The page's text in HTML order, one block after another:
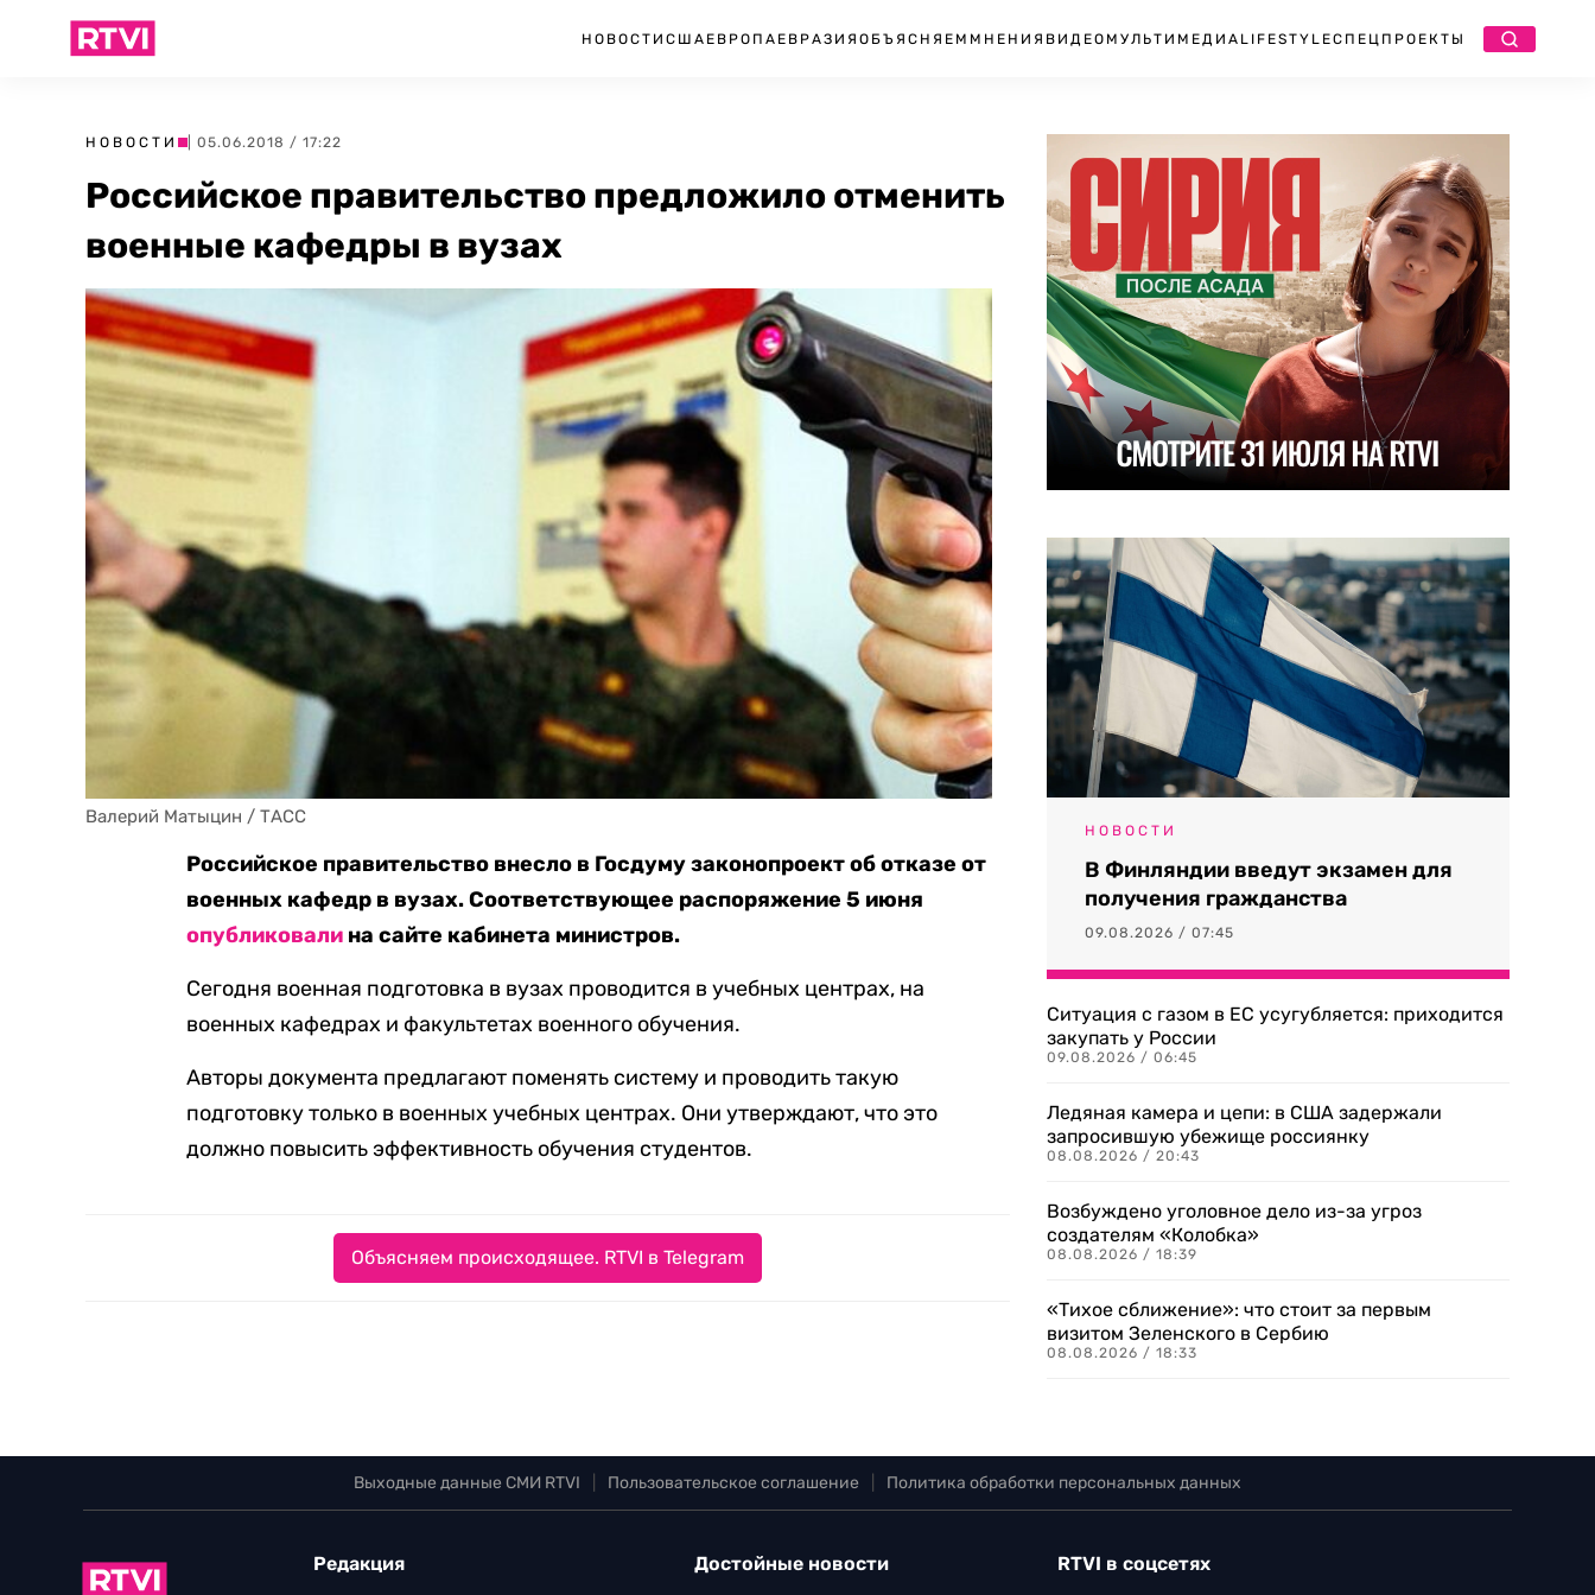
НОВОСТИ США ЕВРОПА ЕВРАЗИЯ ОБЪЯСНЯЕМ МНЕНИЯ ВИДЕО МУЛЬТИМЕДИА LIFESTYLEСПЕЦПРОЕКТЫ
НОВОСТИ | 05.06.2018 / 17:22
Российское правительство предложило отменить
военные кафедры в вузах
Валерий Матыцин / ТАСС
Российское правительство внесло в Госдуму законопроект об отказе от
военных кафедр в вузах. Соответствующее распоряжение 5 июня
опубликовали на сайте кабинета министров.
Сегодня военная подготовка в вузах проводится в учебных центрах, на
военных кафедрах и факультетах военного обучения.
Авторы документа предлагают поменять систему и проводить такую
подготовку только в военных учебных центрах. Они утверждают, что это
должно повысить эффективность обучения студентов.
Объясняем происходящее. RTVI в Telegram
НОВОСТИ
В Финляндии введут экзамен для
получения гражданства
09.08.2026 / 07:45
Ситуация с газом в ЕС усугубляется: приходится
закупать у России
09.08.2026 / 06:45
Ледяная камера и цепи: в США задержали
запросившую убежище россиянку
08.08.2026 / 20:43
Возбуждено уголовное дело из-за угроз
создателям «Колобка»
08.08.2026 / 18:39
«Тихое сближение»: что стоит за первым
визитом Зеленского в Сербию
08.08.2026 / 18:33
Выходные данные СМИ RTVI Пользовательское соглашение Политика обработки персональных данных
Редакция Достойные новости RTVI в соцсетях